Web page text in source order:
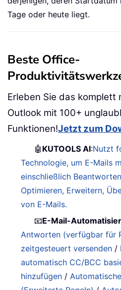
Tage oder heute liegt.
Beste Office-
Erleben Sie das komplett
Outlook mit 100+
Funktionen!Jetzt zum
🤖 KUTOOLS AI:Nutzt
Technologie, um E-Mails
einschließlich
Optimieren, Erweitern,
von E-Mails.
📧E-Mail-
Antworten (verfügbar für
zeitgesteuert versenden /
automatisch CC/BCC
hinzufügen /